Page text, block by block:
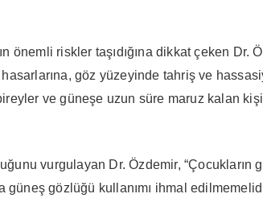
riskler taşıdığına dikkat çeken Dr.
göz yüzeyinde tahriş ve
ve güneşe uzun süre maruz kalan
vurgulayan Dr. Özdemir,
güneş gözlüğü kullanımı ihmal